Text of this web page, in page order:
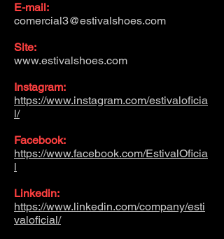
E-mail:
comercial3@estivalshoes.com
Site:
www.estivalshoes.com
Instagram:
https://www.instagram.com/estivaloficia
l/
Facebook:
https://www.facebook.com/EstivalOficia
l
Linkedin:
https://www.linkedin.com/company/esti
valoficial/